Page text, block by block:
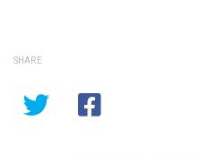
SHARE